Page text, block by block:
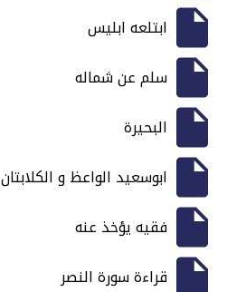
ابتلعه ابليس
سلم عن شماله
البحيرة
ابوسعيد الواعظ و الكلابتان
فقيه يؤخذ عنه
قراءة سورة النصر